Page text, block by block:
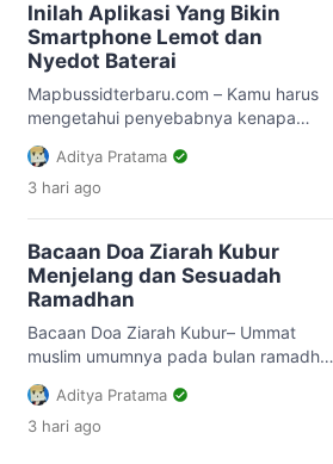
Haji adalah menuju ka’bah untuk
melaksanakan ibadah rukun islam yang
kelima,Haji adalah ibadah yang wajib
dilaksanakan sekali seumur hidup oleh
setiap muslim yang memenuhi syarat.
Rukun haji […]
Inilah Aplikasi Yang Bikin
Smartphone Lemot dan
Nyedot Baterai
Mapbussidterbaru.com – Kamu harus
mengetahui penyebabnya kenapa
kinerja ponsel menjadi kurang
maksimal, ternyata ada beberapa
aplikasi yang bikin smartphone lemot.
smartphone ternyata sangat payah
loadingnya sampai terlalu lama,
kemungkinan hal itu terjadi akibat
terlalu banyaknya aplikasi yang sudah
terpasang. Sehingga imbasnya akan
[…]
Aditya Pratama
3 hari ago
Bacaan Doa Ziarah Kubur
Menjelang dan Sesuadah
Ramadhan
Bacaan Doa Ziarah Kubur– Ummat
muslim umumnya pada bulan ramadhan
melakukan kegiatan rutinan menziarahi
kubur bagi sanak keluarganya yang
sudah meninggal. Yang bertujuan untuk
Aditya Pratama
3 hari ago